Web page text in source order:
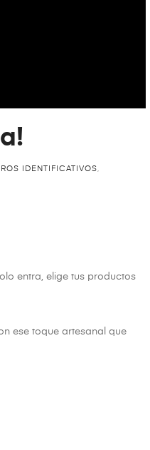
IDENTIFICATIVOS
entra, elige tus productos
ese toque artesanal que